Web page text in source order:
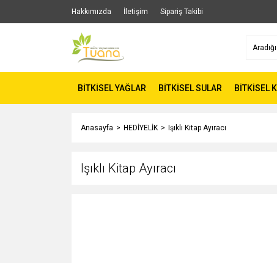
Hakkımızda İletişim Sipariş Takibi
BİTKİSEL YAĞLAR BİTKİSEL SULAR BİTKİSEL
Anasayfa HEDİYELİK Işıklı Kitap Ayıracı
Işıklı Kitap Ayıracı